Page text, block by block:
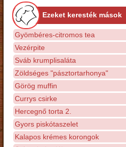
Ezeket keresték mások
Gyömbéres-citromos tea
Vezérpite
Sváb krumplisaláta
Zöldséges "pásztortarhonya"
Görög muffin
Currys csirke
Hercegnő torta 2.
Gyors piskótaszelet
Kalapos krémes korongok